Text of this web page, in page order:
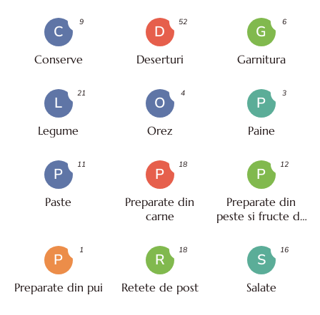
C
Conserve
9
D
Deserturi
52
G
Garnitura
6
L
Legume
21
O
Orez
4
P
Paine
3
P
Paste
11
P
Preparate din
carne
18
P
Preparate din
peste si fructe de
12
P
Preparate din pui
1
R
Retete de post
18
S
Salate
16